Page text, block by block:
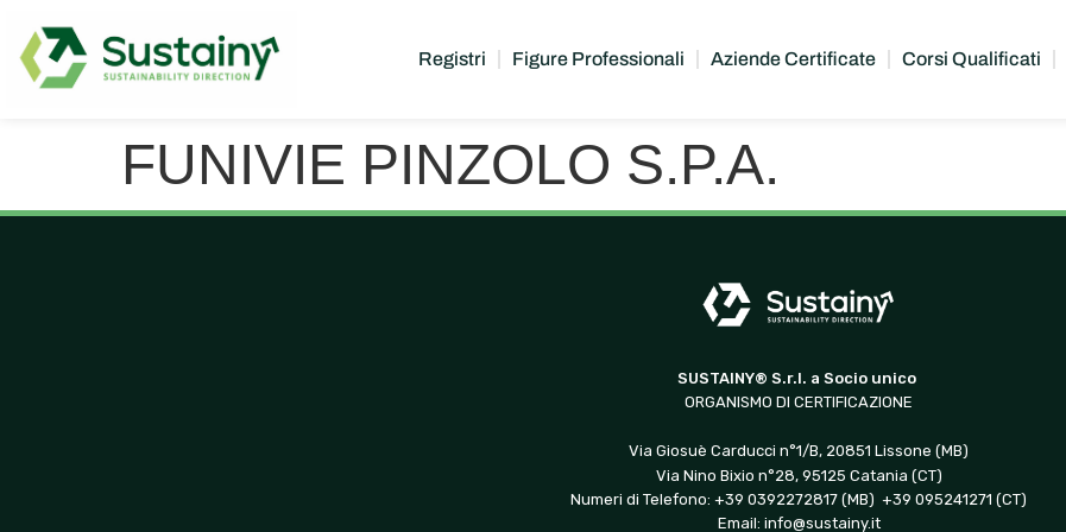
Registri Figure Professionali Aziende Certificate Corsi Qualificati
FUNIVIE PINZOLO S.P.A.
SUSTAINY® S.r.l. a Socio unico
ORGANISMO DI CERTIFICAZIONE
Via Giosuè Carducci n°1/B, 20851 Lissone (MB)
Via Nino Bixio n°28, 95125 Catania (CT)
Numeri di Telefono: +39 0392272817 (MB) +39 095241271 (CT)
Email: info@sustainy.it